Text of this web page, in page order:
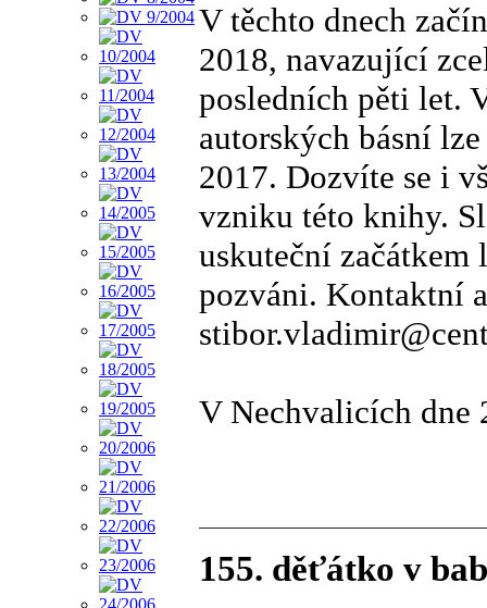
V těchto dnech
2018, navazující
posledních pěti let.
autorských básní
2017. Dozvíte se i
vzniku této knihy.
uskuteční začátkem
pozváni. Kontaktní
V Nechvalicích dne
155. děťátko v